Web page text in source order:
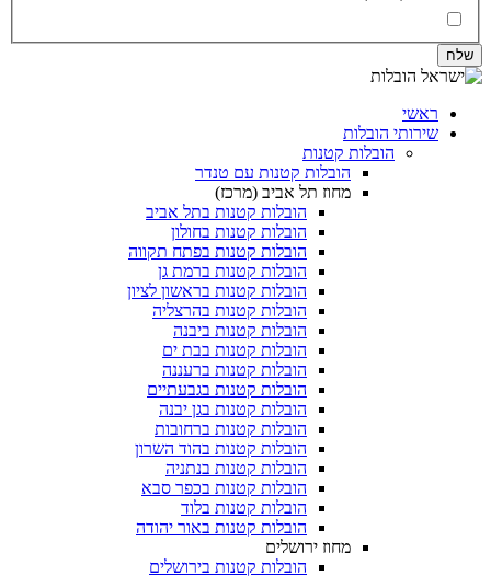
ראשי
שירותי הובלות
הובלות קטנות
הובלות קטנות עם טנדר
מחוז תל אביב (מרכז)
הובלות קטנות בתל אביב
הובלות קטנות בחולון​
הובלות קטנות בפתח תקווה
הובלות קטנות ברמת גן
הובלות קטנות בראשון לציון
הובלות קטנות בהרצליה
הובלות קטנות ביבנה
הובלות קטנות בבת ים
הובלות קטנות ברעננה
הובלות קטנות בגבעתיים
הובלות קטנות בגן יבנה
הובלות קטנות ברחובות
הובלות קטנות בהוד השרון
הובלות קטנות בנתניה
הובלות קטנות בכפר סבא
הובלות קטנות בלוד
הובלות קטנות באור יהודה
מחוז ירושלים
הובלות קטנות בירושלים